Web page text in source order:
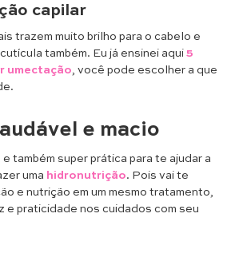
capilar
trazem muito brilho para o cabelo e
também. Eu já ensinei aqui 5
umectação, você pode escolher a que
e macio
também super prática para te ajudar a
uma hidronutrição. Pois vai te
e nutrição em um mesmo tratamento,
e praticidade nos cuidados com seu